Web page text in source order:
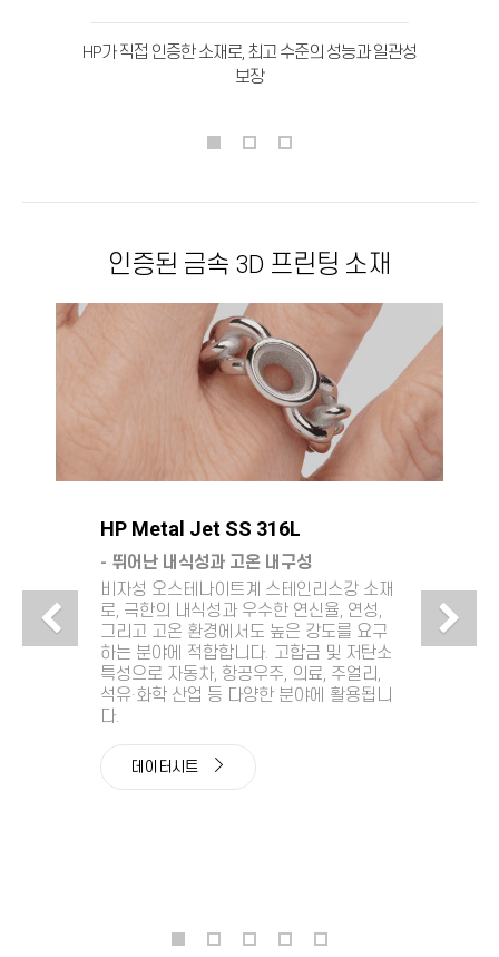
HP가 직접 인증한 소재로, 최고 수준의 성능과 일관성
보장
인증된 금속 3D 프린팅 소재
HP Metal Jet SS 316L
- 뛰어난 내식성과 고온 내구성
비자성 오스테나이트계 스테인리스강 소재
로, 극한의 내식성과 우수한 연신율, 연성,
그리고 고온 환경에서도 높은 강도를 요구
하는 분야에 적합합니다. 고합금 및 저탄소
특성으로 자동차, 항공우주, 의료, 주얼리,
석유·화학 산업 등 다양한 분야에 활용됩니
다.
데이터시트
Previous